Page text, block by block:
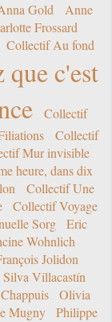
Gold
Anne
Frossard
Collectif Au fond
c'est
Collectif
Collectif
Mur invisible
heure, dans dix
Collectif Une
Collectif Voyage
Sorg
Eric
Wohnlich
Jolidon
Silva Villacastín
Olivia
Mugny
Philippe